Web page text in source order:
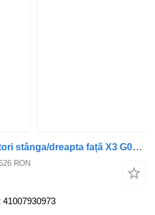
Aripă plastic Set apărători stânga/dreapta față X3 G01 C4P Brooklyn gri metal 41007930972 pentru automobil BMW X3 G01
RON
41007930973